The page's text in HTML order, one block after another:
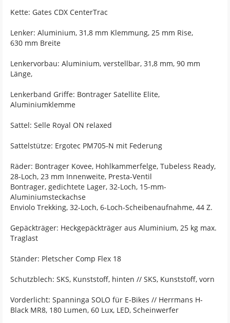
Kette: Gates CDX CenterTrac
Lenker: Aluminium, 31,8 mm Klemmung, 25 mm Rise,
630 mm Breite
Lenkervorbau: Aluminium, verstellbar, 31,8 mm, 90 mm
Länge,
Lenkerband Griffe: Bontrager Satellite Elite,
Aluminiumklemme
Sattel: Selle Royal ON relaxed
Sattelstütze: Ergotec PM705-N mit Federung
Räder: Bontrager Kovee, Hohlkammerfelge, Tubeless Ready,
28-Loch, 23 mm Innenweite, Presta-Ventil
Bontrager, gedichtete Lager, 32-Loch, 15-mm-
Aluminiumsteckachse
Enviolo Trekking, 32-Loch, 6-Loch-Scheibenaufnahme, 44 Z.
Gepäckträger: Heckgepäckträger aus Aluminium, 25 kg max.
Traglast
Ständer: Pletscher Comp Flex 18
Schutzblech: SKS, Kunststoff, hinten // SKS, Kunststoff, vorn
Vorderlicht: Spanninga SOLO für E-Bikes // Herrmans H-
Black MR8, 180 Lumen, 60 Lux, LED, Scheinwerfer